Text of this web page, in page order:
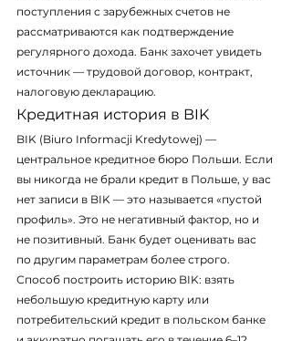
поступления с зарубежных счетов не
рассматриваются как подтверждение
регулярного дохода. Банк захочет увидеть
источник — трудовой договор, контракт,
налоговую декларацию.
Кредитная история в BIK
BIK (Biuro Informacji Kredytowej) —
центральное кредитное бюро Польши. Если
вы никогда не брали кредит в Польше, у вас
нет записи в BIK — это называется «пустой
профиль». Это не негативный фактор, но и
не позитивный. Банк будет оценивать вас
по другим параметрам более строго.
Способ построить историю BIK: взять
небольшую кредитную карту или
потребительский кредит в польском банке